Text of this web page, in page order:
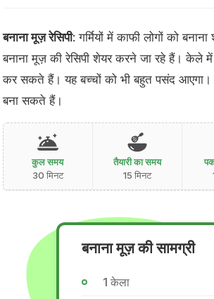
बनाना मूज़ रेसिपी: गर्मियों में काफी लोगों को
बनाना मूज़ की रेसिपी शेयर करने जा रहे हैं। केले
कर सकते हैं। यह बच्चों को भी बहुत पसंद
बना सकते हैं।
कुल समय
30 मिनट
तैयारी का समय
15 मिनट
बनाना मूज़ की सामग्री
1 केला